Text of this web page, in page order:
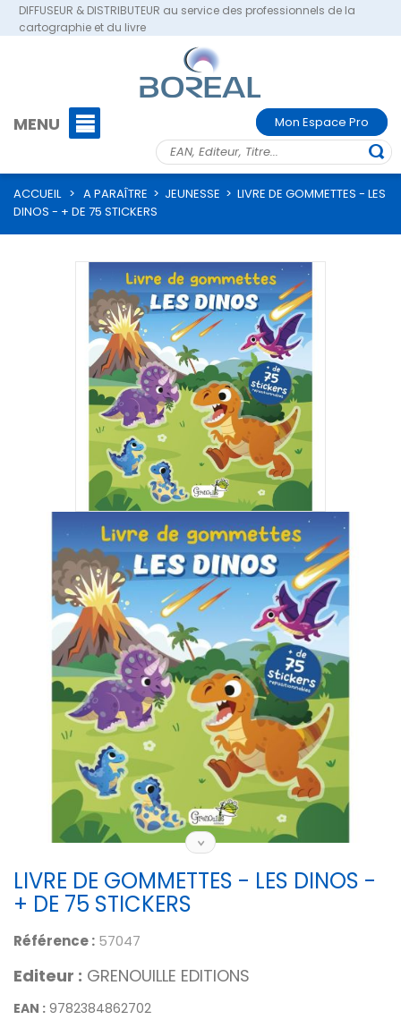
DIFFUSEUR & DISTRIBUTEUR au service des professionnels de la
cartographie et du livre
MENU Mon Espace Pro
ACCUEIL > A PARAÎTRE > JEUNESSE > LIVRE DE GOMMETTES - LES
DINOS - + DE 75 STICKERS
LIVRE DE GOMMETTES - LES DINOS -
+ DE 75 STICKERS
Référence : 57047
Editeur : GRENOUILLE EDITIONS
EAN : 9782384862702